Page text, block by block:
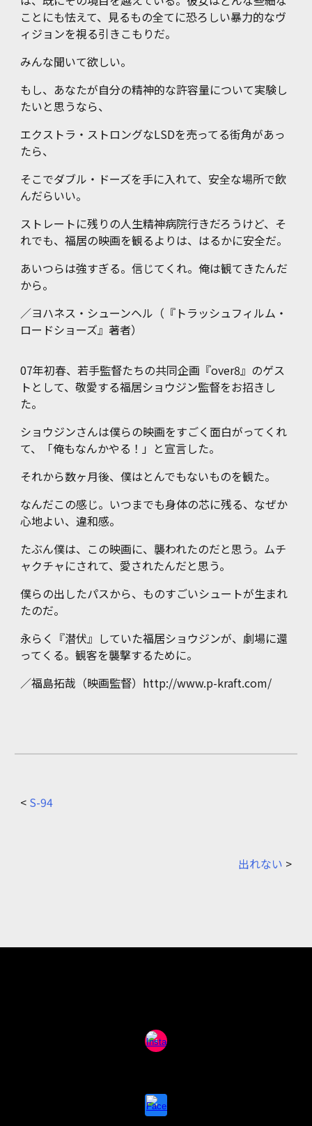
ことにも怯えて、見るもの全てに恐ろしい暴力的なヴ
ィジョンを視る引きこもりだ。
みんな聞いて欲しい。
もし、あなたが自分の精神的な許容量について実験し
たいと思うなら、
エクストラ・ストロングなLSDを売ってる街角があっ
たら、
そこでダブル・ドーズを手に入れて、安全な場所で飲
んだらいい。
ストレートに残りの人生精神病院行きだろうけど、そ
れでも、福居の映画を観るよりは、はるかに安全だ。
あいつらは強すぎる。信じてくれ。俺は観てきたんだ
から。
／ヨハネス・シューンヘル（『トラッシュフィルム・
ロードショーズ』著者）
07年初春、若手監督たちの共同企画『over8』のゲス
トとして、敬愛する福居ショウジン監督をお招きし
た。
ショウジンさんは僕らの映画をすごく面白がってくれ
て、「俺もなんかやる！」と宣言した。
それから数ヶ月後、僕はとんでもないものを観た。
なんだこの感じ。いつまでも身体の芯に残る、なぜか
心地よい、違和感。
たぶん僕は、この映画に、襲われたのだと思う。ムチ
ャクチャにされて、愛されたんだと思う。
僕らの出したパスから、ものすごいシュートが生まれ
たのだ。
永らく『潜伏』していた福居ショウジンが、劇場に還
ってくる。観客を襲撃するために。
／福島拓哉（映画監督）http://www.p-kraft.com/
< S-94
出れない >